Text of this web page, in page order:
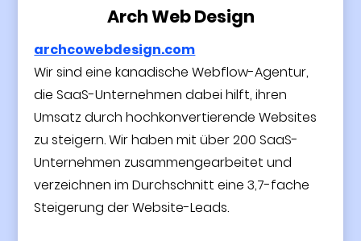
Arch Web Design
archcowebdesign.com
Wir sind eine kanadische Webflow-Agentur,
die SaaS-Unternehmen dabei hilft, ihren
Umsatz durch hochkonvertierende Websites
zu steigern. Wir haben mit über 200 SaaS-
Unternehmen zusammengearbeitet und
verzeichnen im Durchschnitt eine 3,7-fache
Steigerung der Website-Leads.